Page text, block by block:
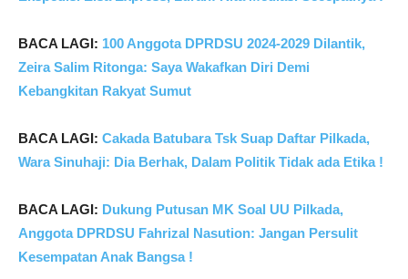
BACA LAGI: 100 Anggota DPRDSU 2024-2029 Dilantik,
Zeira Salim Ritonga: Saya Wakafkan Diri Demi
Kebangkitan Rakyat Sumut
BACA LAGI: Cakada Batubara Tsk Suap Daftar Pilkada,
Wara Sinuhaji: Dia Berhak, Dalam Politik Tidak ada Etika !
BACA LAGI: Dukung Putusan MK Soal UU Pilkada,
Anggota DPRDSU Fahrizal Nasution: Jangan Persulit
Kesempatan Anak Bangsa !